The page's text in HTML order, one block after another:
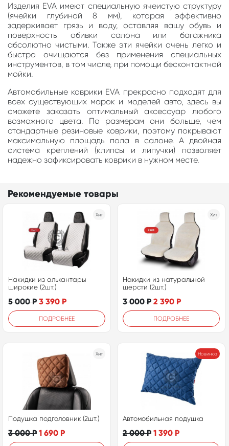
Изделия EVA имеют специальную ячеистую структуру
(ячейки глубиной 8 мм), которая эффективно
задерживает грязь и воду, оставляя вашу обувь и
поверхность обивки салона или багажника
абсолютно чистыми. Также эти ячейки очень легко и
быстро очищаются без применения специальных
инструментов, в том числе, при помощи бесконтактной
мойки.
Автомобильные коврики EVA прекрасно подходят для
всех существующих марок и моделей авто, здесь вы
сможете заказать оптимальный аксессуар любого
возможного цвета. По размерам они больше, чем
стандартные резиновые коврики, поэтому покрывают
максимальную площадь пола в салоне. А двойная
система креплений (клипсы и липучки) позволяет
надежно зафиксировать коврики в нужном месте.
Рекомендуемые товары
Хит
Накидки из алькантары
широкие (2шт.)
5 000Р 3 390 Р
ПОДРОБНЕЕ
Хит
Накидки из натуральной
шерсти (2шт.)
3 000Р 2 390 Р
ПОДРОБНЕЕ
Хит
Подушка подголовник (2шт.)
3 000Р 1 690 Р
Новинка
Автомобильная подушка
2 000Р 1 390 Р